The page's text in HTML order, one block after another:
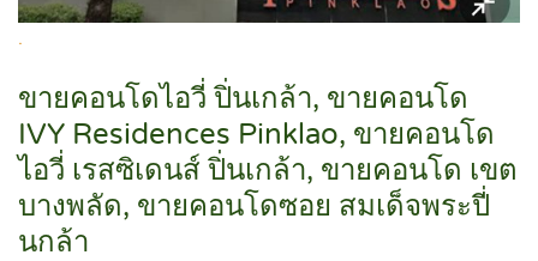
.
ขายคอนโดไอวี่ ปิ่นเกล้า, ขายคอนโด
IVY Residences Pinklao, ขายคอนโด
ไอวี่ เรสซิเดนส์ ปิ่นเกล้า, ขายคอนโด เขต
บางพลัด, ขายคอนโดซอย สมเด็จพระปี่
นกล้า